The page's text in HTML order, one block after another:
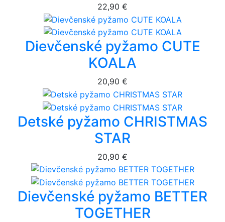
22,90 €
Dievčenské pyžamo CUTE
KOALA
20,90 €
Detské pyžamo CHRISTMAS
STAR
20,90 €
Dievčenské pyžamo BETTER
TOGETHER